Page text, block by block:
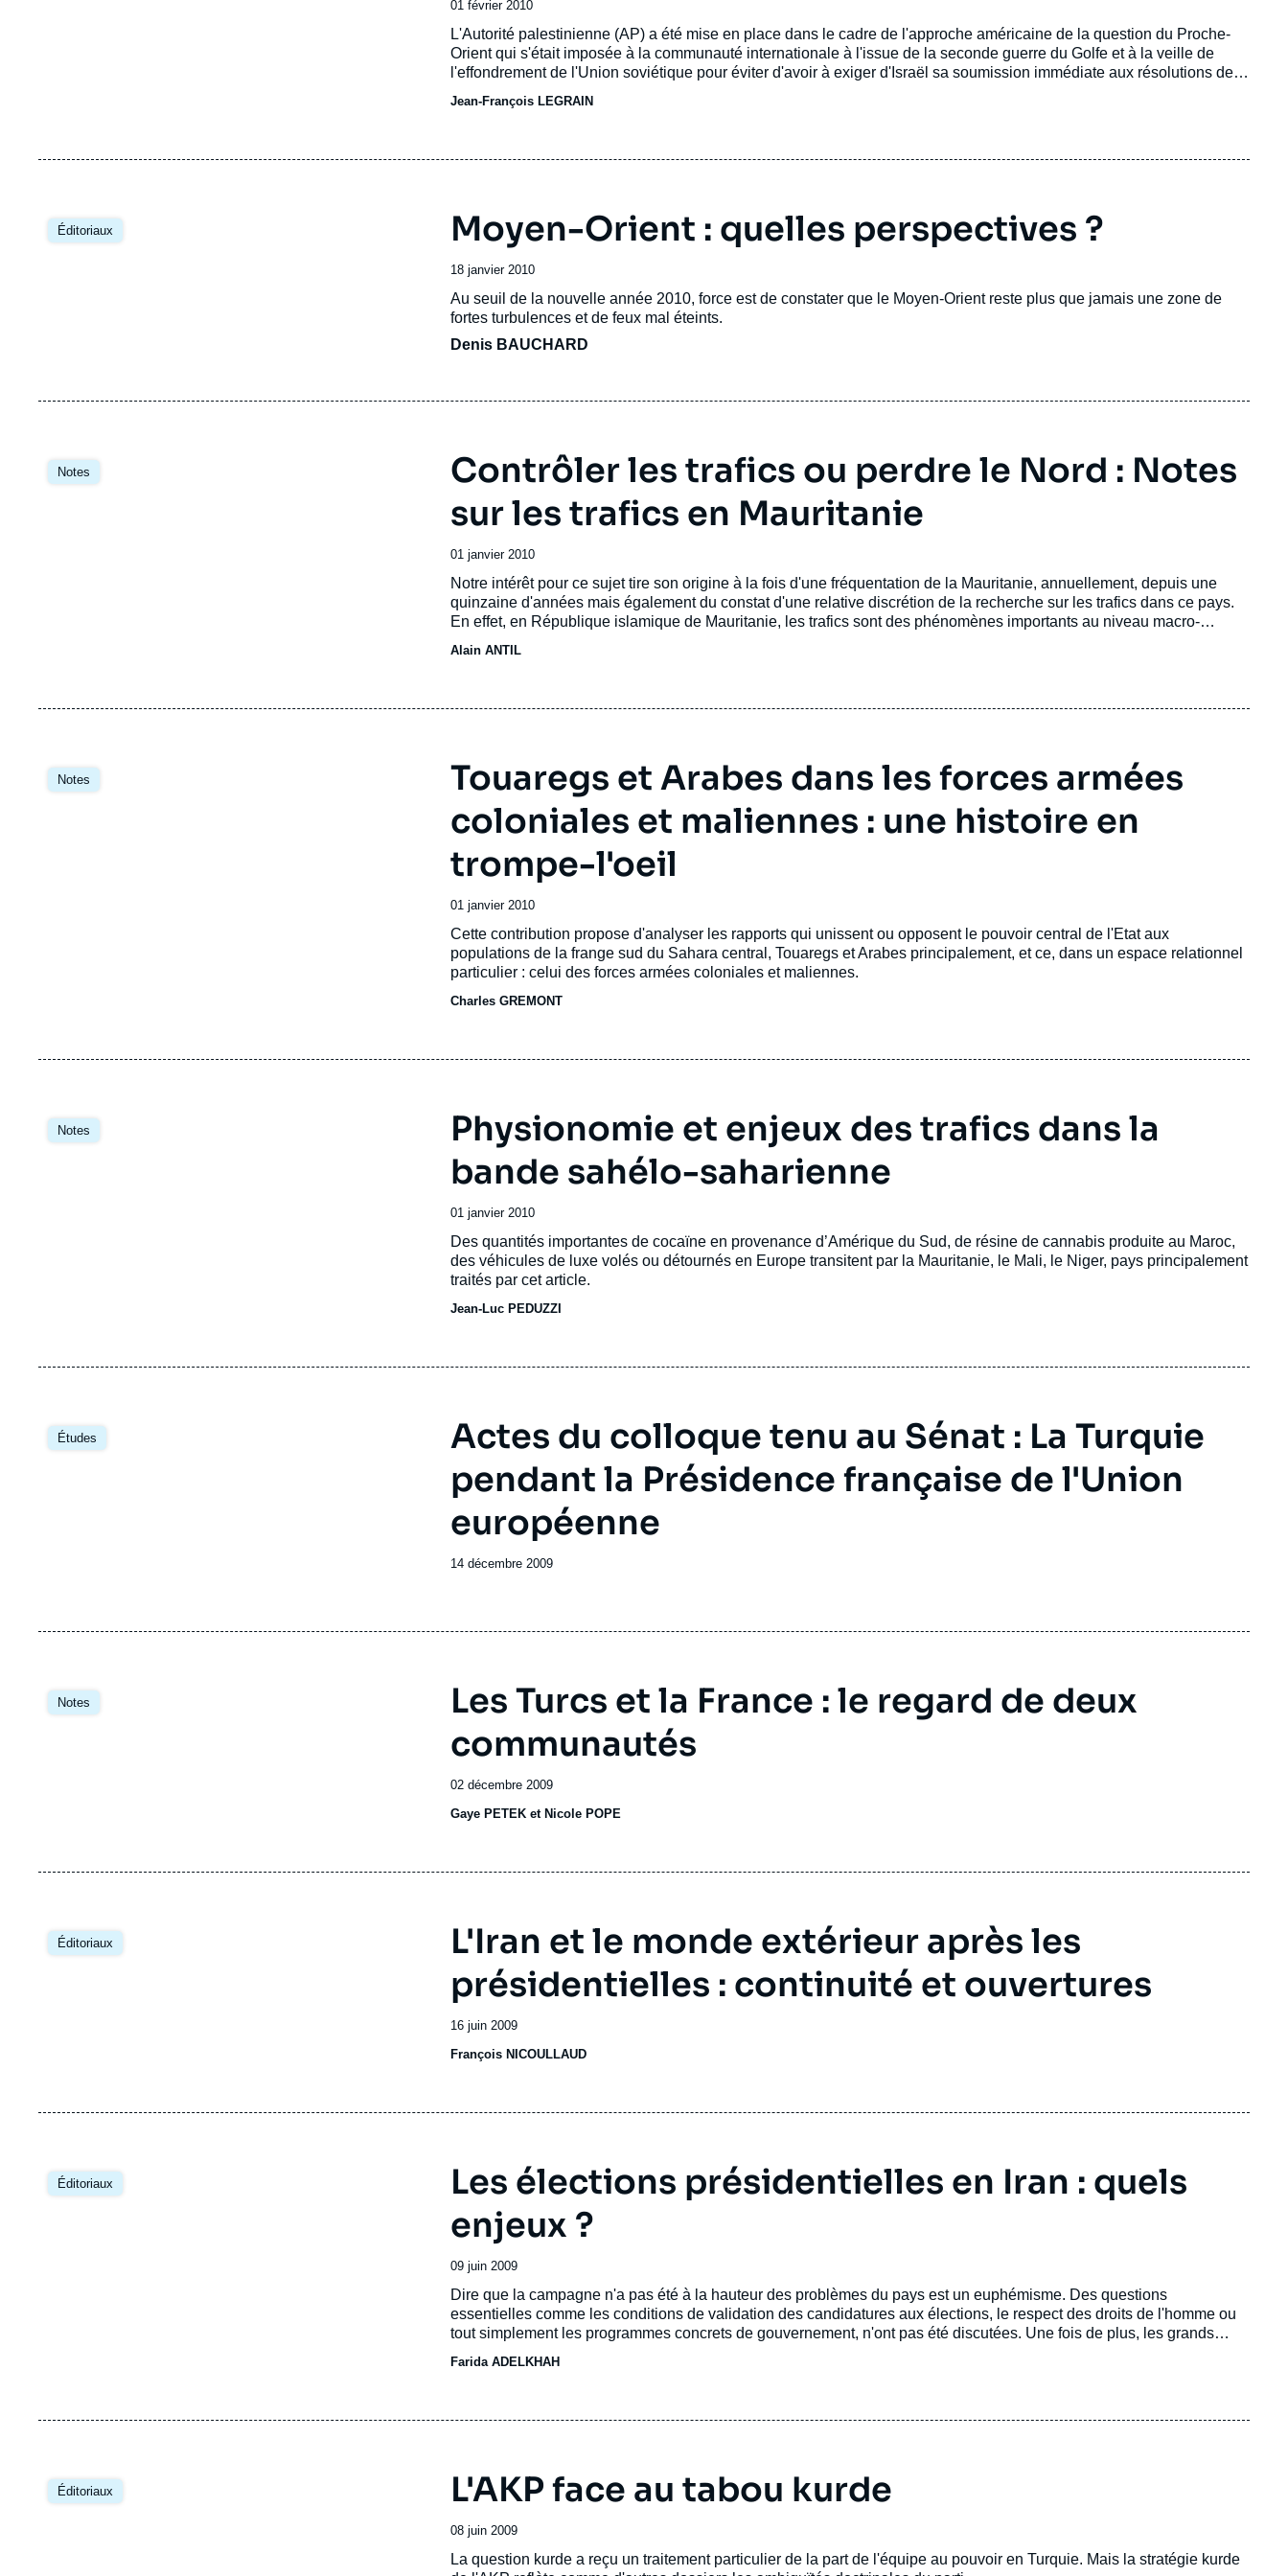
Date
de
publication
01 février 2010
Accroche
L'Autorité palestinienne (AP) a été mise en place dans le cadre de l'approche américaine de la question du Proche-
Orient qui s'était imposée à la communauté internationale à l'issue de la seconde guerre du Golfe et à la veille de
l'effondrement de l'Union soviétique pour éviter d'avoir à exiger d'Israël sa soumission immédiate aux résolutions des
Jean-François LEGRAIN
Éditoriaux Moyen-Orient : quelles perspectives ?
Date
de
publication
18 janvier 2010
Accroche
Au seuil de la nouvelle année 2010, force est de constater que le Moyen-Orient reste plus que jamais une zone de
fortes turbulences et de feux mal éteints.
Denis BAUCHARD
Notes
Contrôler les trafics ou perdre le Nord : Notes
sur les trafics en Mauritanie
Date
de
publication
01 janvier 2010
Accroche
Notre intérêt pour ce sujet tire son origine à la fois d'une fréquentation de la Mauritanie, annuellement, depuis une
quinzaine d'années mais également du constat d'une relative discrétion de la recherche sur les trafics dans ce pays.
En effet, en République islamique de Mauritanie, les trafics sont des phénomènes importants au niveau macro-
de rente et enfin un mode d'accumulation qui peut être considéré comme un enjeu de pouvoir.
Alain ANTIL
Notes
Touaregs et Arabes dans les forces armées
coloniales et maliennes : une histoire en
trompe-l'oeil
Date
de
publication
01 janvier 2010
Accroche
Cette contribution propose d'analyser les rapports qui unissent ou opposent le pouvoir central de l'Etat aux
populations de la frange sud du Sahara central, Touaregs et Arabes principalement, et ce, dans un espace relationnel
particulier : celui des forces armées coloniales et maliennes.
Charles GREMONT
Notes
Physionomie et enjeux des trafics dans la
bande sahélo-saharienne
Date
de
publication
01 janvier 2010
Accroche
Des quantités importantes de cocaïne en provenance d’Amérique du Sud, de résine de cannabis produite au Maroc,
des véhicules de luxe volés ou détournés en Europe transitent par la Mauritanie, le Mali, le Niger, pays principalement
traités par cet article.
Jean-Luc PEDUZZI
Études
Actes du colloque tenu au Sénat : La Turquie
pendant la Présidence française de l'Union
européenne
Date
14 décembre 2009
Notes
Les Turcs et la France : le regard de deux
communautés
Date
publication
02 décembre 2009
Gaye PETEK et Nicole POPE
Éditoriaux
L'Iran et le monde extérieur après les
présidentielles : continuité et ouvertures
Date
publication
16 juin 2009
François NICOULLAUD
Éditoriaux
Les élections présidentielles en Iran : quels
enjeux ?
Date
de
publication
09 juin 2009
Accroche
Dire que la campagne n'a pas été à la hauteur des problèmes du pays est un euphémisme. Des questions
essentielles comme les conditions de validation des candidatures aux élections, le respect des droits de l'homme ou
tout simplement les programmes concrets de gouvernement, n'ont pas été discutées. Une fois de plus, les grands
un non-événement.
Farida ADELKHAH
Éditoriaux L'AKP face au tabou kurde
Date
de
publication
08 juin 2009
Accroche
La question kurde a reçu un traitement particulier de la part de l'équipe au pouvoir en Turquie. Mais la stratégie kurde